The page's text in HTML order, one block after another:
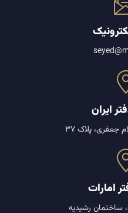
ایران
جعفری، پلاک 37
امارات
ساختمان رشیدیه